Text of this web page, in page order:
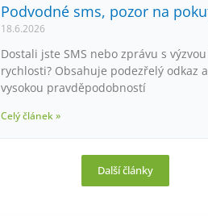
Podvodné sms, pozor na
18.6.2026
Dostali jste SMS nebo zprávu s
rychlosti? Obsahuje podezřelý odkaz
vysokou pravděpodobností
Celý článek »
Další články